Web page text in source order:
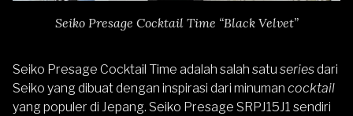
Seiko Presage Cocktail Time “Black Velvet”
Seiko Presage Cocktail Time adalah salah satu seriesdari
Seiko yang dibuat dengan inspirasi dari minuman cocktail
yang populer di Jepang. Seiko Presage SRPJ15J1 sendiri